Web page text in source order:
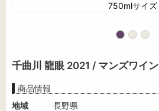
750mlサイズ
千曲川 龍眼 2021 / マンズワイン
商品情報
地域
長野県